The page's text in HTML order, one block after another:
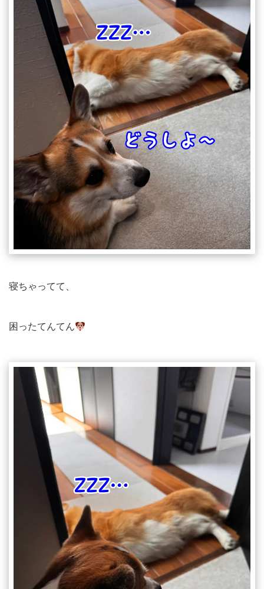
寝ちゃってて、
困ったてんてん